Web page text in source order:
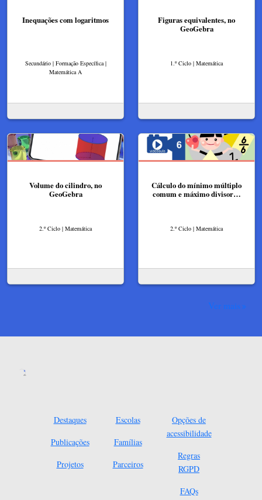
Inequações com logaritmos
Secundário | Formação Específica |
Matemática A
Figuras equivalentes, no
GeoGebra
1.º Ciclo | Matemática
Volume do cilindro, no
GeoGebra
2.º Ciclo | Matemática
Cálculo do mínimo múltiplo
comum e máximo divisor…
2.º Ciclo | Matemática
Ver mais
Destaques
Publicações
Projetos
Escolas
Famílias
Parceiros
Opções de
acessibilidade
Regras
RGPD
FAQs